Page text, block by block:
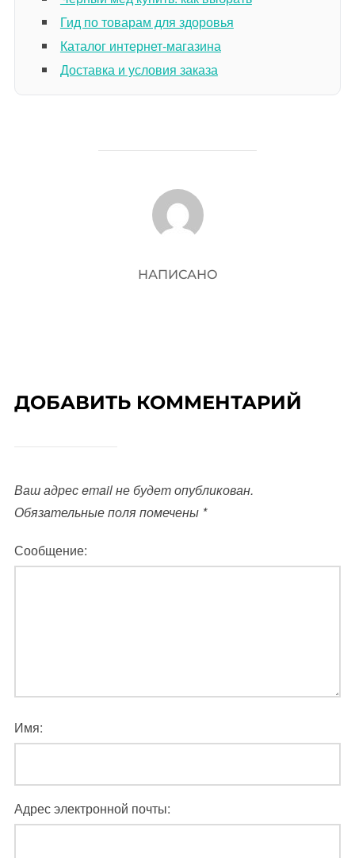
Гид по товарам для здоровья
Каталог интернет-магазина
Доставка и условия заказа
АВТОР ЗАПИСИ
НАПИСАНО
ДОБАВИТЬ КОММЕНТАРИЙ
Ваш адрес email не будет опубликован.
Обязательные поля помечены *
Сообщение:
Имя:
Адрес электронной почты: